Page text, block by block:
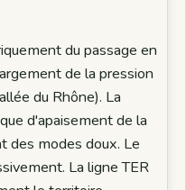
du passage en
de la pression
du Rhône). La
d'apaisement de la
des modes doux. Le
La ligne TER